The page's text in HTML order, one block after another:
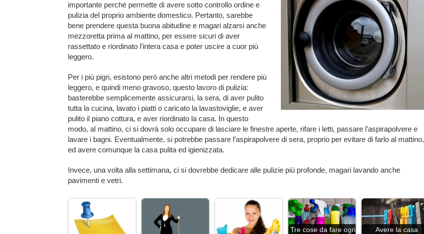
importante perché permette di avere sotto controllo ordine e
pulizia del proprio ambiente domestico. Pertanto, sarebbe
bene prendere questa buona abitudine e magari alzarsi anche
mezzoretta prima al mattino, per essere sicuri di aver
rassettato e riordinato l’intera casa e poter uscire a cuor più
leggero.
Per i più pigri, esistono però anche altri metodi per rendere più
leggero, e quindi meno gravoso, questo lavoro di pulizia:
basterebbe semplicemente assicurarsi, la sera, di aver pulito
tutta la cucina, lavato i piatti o caricato la lavastoviglie, e aver
pulito il piano cottura, e aver riordinato la casa. In questo
modo, al mattino, ci si dovrà solo occupare di lasciare le finestre aperte, rifare i letti, passare l’aspirapolvere e
lavare i bagni. Eventualmente, si potrebbe passare l’aspirapolvere di sera, proprio per evitare di farlo al mattino,
ed avere comunque la casa pulita ed igienizzata.
Invece, una volta alla settimana, ci si dovrebbe dedicare alle pulizie più profonde, magari lavando anche
pavimenti e vetri.
Tre cose da fare ogni
Avere la casa